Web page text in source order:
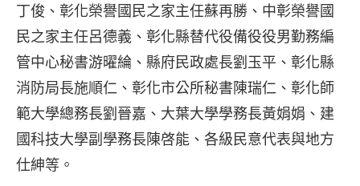
丁俊、彰化榮譽國民之家主任蘇再勝、中彰榮譽國
民之家主任呂德義、彰化縣替代役備役役男勤務編
管中心秘書游曜綸、縣府民政處長劉玉平、彰化縣
消防局長施順仁、彰化市公所秘書陳瑞仁、彰化師
範大學總務長劉晉嘉、大葉大學學務長黃娟娟、建
國科技大學副學務長陳啓能、各級民意代表與地方
仕紳等。